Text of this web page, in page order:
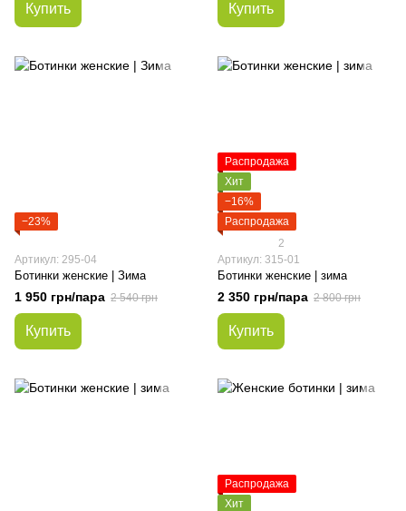
Купить Купить
−23%
Артикул: 295-04
Ботинки женские | Зима
1 950 грн/пара 2 540 грн
Купить
Распродажа
Хит
−16%
Распродажа
2
Артикул: 315-01
Ботинки женские | зима
2 350 грн/пара 2 800 грн
Купить
Распродажа
Хит